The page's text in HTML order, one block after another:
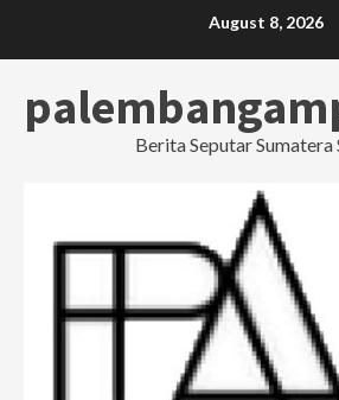
August 8, 2026
Berita Seputar Sumatera